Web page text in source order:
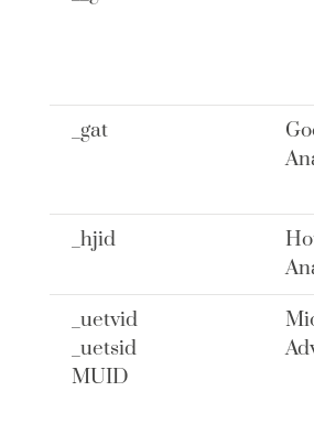
_gat
_hjid
_uetvid
_uetsid
MUID